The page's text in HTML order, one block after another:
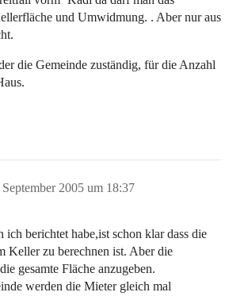
und Umwidmung. . Aber nur aus
die Gemeinde zuständig, für die Anzahl
September 2005 um 18:37
berichtet habe,ist schon klar dass die
Keller zu berechnen ist. Aber die
gesamte Fläche anzugeben.
werden die Mieter gleich mal